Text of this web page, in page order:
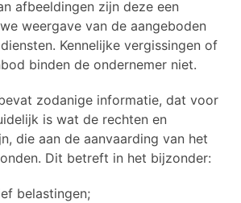
afbeeldingen zijn deze een
weergave van de aangeboden
Kennelijke vergissingen of
binden de ondernemer niet.
zodanige informatie, dat voor
is wat de rechten en
die aan de aanvaarding van het
Dit betreft in het bijzonder:
belastingen;